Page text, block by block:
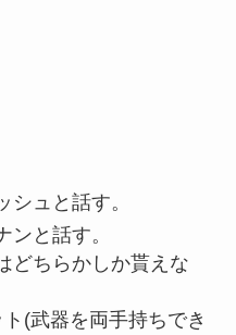
シュと話す。
ンと話す。
どちらかしか貰えな
(武器を両手持ちでき